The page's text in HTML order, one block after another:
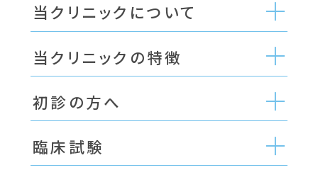
当クリニックについて
当クリニックの特徴
初診の方へ
臨床試験